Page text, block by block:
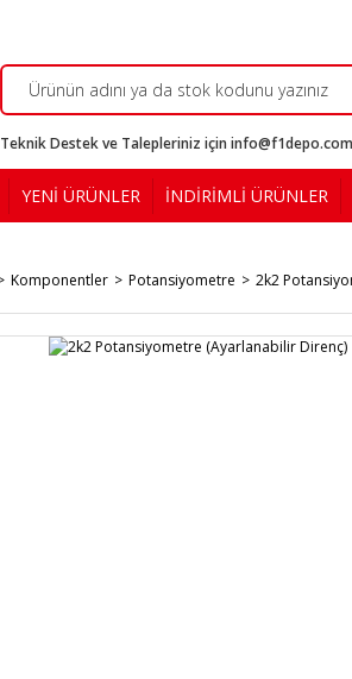
Teknik Destek ve Talepleriniz için info@f1depo.com
YENİ ÜRÜNLER İNDİRİMLİ ÜRÜNLER
Komponentler Potansiyometre 2k2